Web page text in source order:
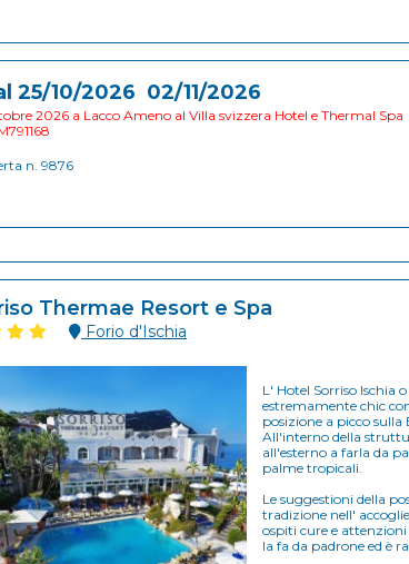
25/10/2026 02/11/2026
2026 a Lacco Ameno al Villa svizzera Hotel e Thermal Spa
n. 9876
Thermae Resort e Spa
Forio d'Ischia
L' Hotel Sorriso Ischia
estremamente chic
posizione a picco sulla
All'interno della
all'esterno a farla da
palme tropicali.
Le suggestioni della
tradizione nell'
ospiti cure e
la fa da padrone ed è